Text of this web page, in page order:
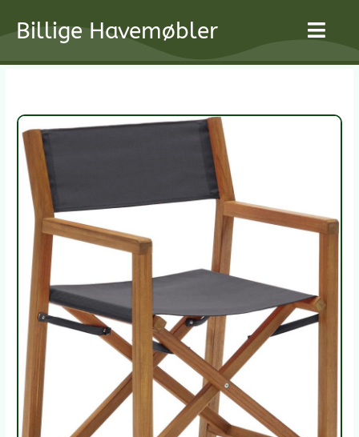
Billige Havemøbler